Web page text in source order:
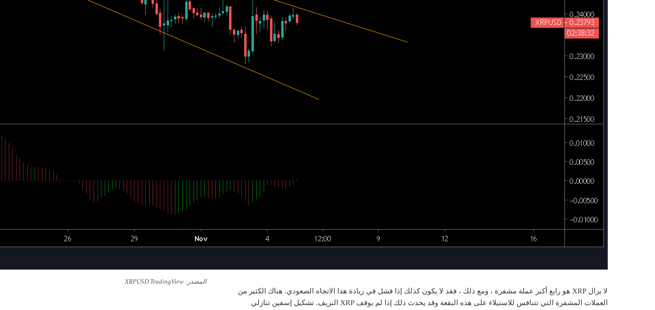
المصدر: XRPUSD TradingView
لا يزال XRP هو رابع أكبر عملة مشفرة ، ومع ذلك ، فقد لا يكون كذلك إذا فشل في زيادة هذا الاتجاه الصعودي. هناك الكثير من
العملات المشفرة التي تتنافس للاستيلاء على هذه البقعة وقد يحدث ذلك إذا لم يوقف XRP النزيف. تشكيل إسفين تنازلي